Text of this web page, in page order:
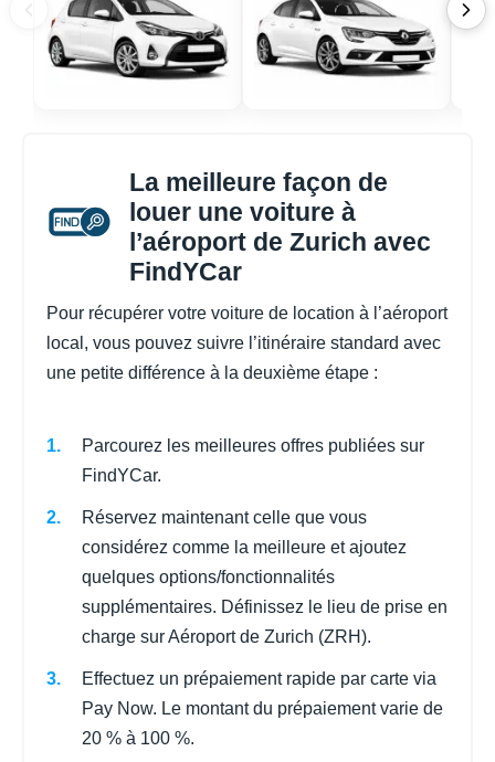
La meilleure façon de
louer une voiture à
l’aéroport de Zurich avec
FindYCar
Pour récupérer votre voiture de location à l’aéroport
local, vous pouvez suivre l’itinéraire standard avec
une petite différence à la deuxième étape :
Parcourez les meilleures offres publiées sur
FindYCar.
Réservez maintenant celle que vous
considérez comme la meilleure et ajoutez
quelques options/fonctionnalités
supplémentaires. Définissez le lieu de prise en
charge sur Aéroport de Zurich (ZRH).
Effectuez un prépaiement rapide par carte via
Pay Now. Le montant du prépaiement varie de
20 % à 100 %.